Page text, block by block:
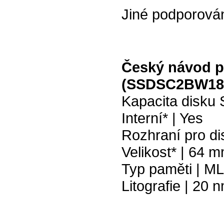
Jiné
Český návod
Kapacita disku
Interní* | Yes
Rozhraní pro
Velikost* | 64
Typ paměti |
Litografie | 20